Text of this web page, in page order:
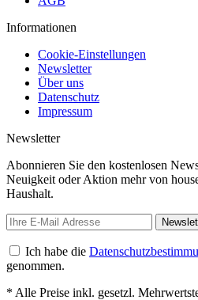
Informationen
Cookie-Einstellungen
Newsletter
Über uns
Datenschutz
Impressum
Newsletter
Abonnieren Sie den kostenlosen
Neuigkeit oder Aktion mehr von
Haushalt.
Ich habe die
genommen.
* Alle Preise inkl. gesetzl.